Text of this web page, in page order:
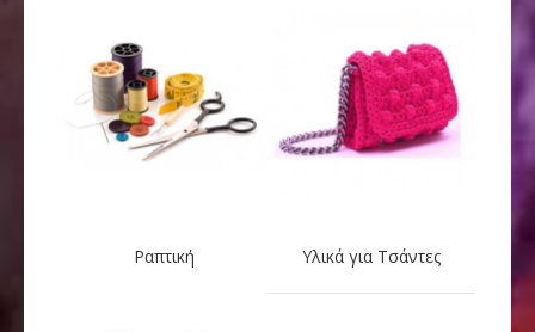
Ραπτική Υλικά για Τσάντες